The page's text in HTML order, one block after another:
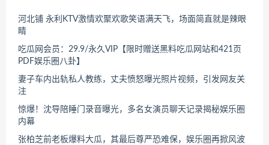
河北铺 永利KTV激情欢聚欢歌笑语满天飞，场面简直就是辣眼
睛
吃瓜网会员：29.9/永久VIP【限时赠送黑料吃瓜网站和421页
PDF娱乐圈八卦】
妻子车内出轨私人教练，丈夫愤怒曝光照片视频，引发网友关
注
惊爆！沈导陪睡门录音曝光，多名女演员聊天记录揭秘娱乐圈
内幕
张柏芝前老板爆料大瓜，其最后尊严恐难保，娱乐圈再掀风波